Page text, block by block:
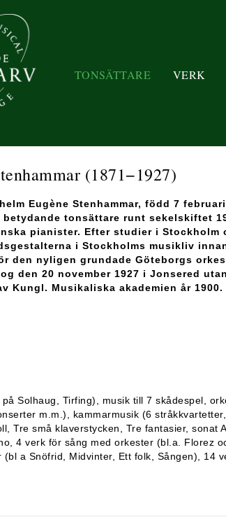
TONSÄTTARE VERK
(1871−1927)
Eugène Stenhammar, född 7
betydande tonsättare runt sekelskiftet
pianister. Efter studier i Stockholm
i Stockholms musikliv
den nyligen grundade Göteborgs
den 20 november 1927 i Jonsered
Kungl. Musikaliska akademien år 1900.
Solhaug, Tirfing), musik till 7 skådespel,
m.m.), kammarmusik (6
Tre små klaverstycken, Tre fantasier, sonat
4 verk för sång med orkester (bl.a. Florez
(bl a Snöfrid, Midvinter, Ett folk, Sången), 14